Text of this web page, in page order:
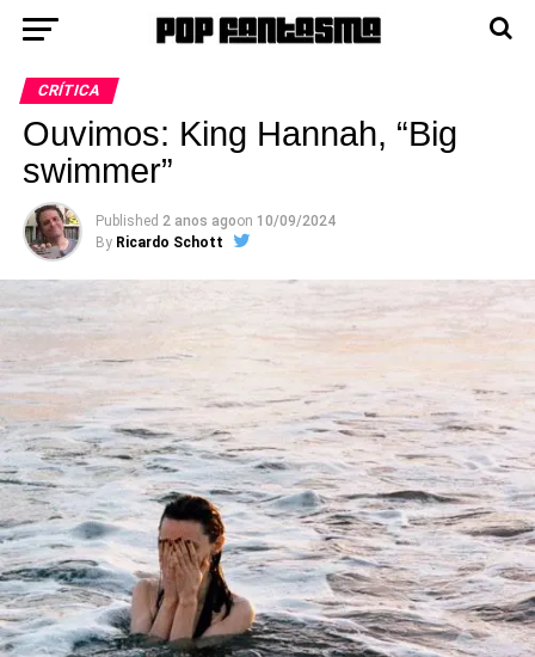
CRÍTICA
Ouvimos: King Hannah, “Big
swimmer”
Published 2 anos agoon 10/09/2024
By Ricardo Schott